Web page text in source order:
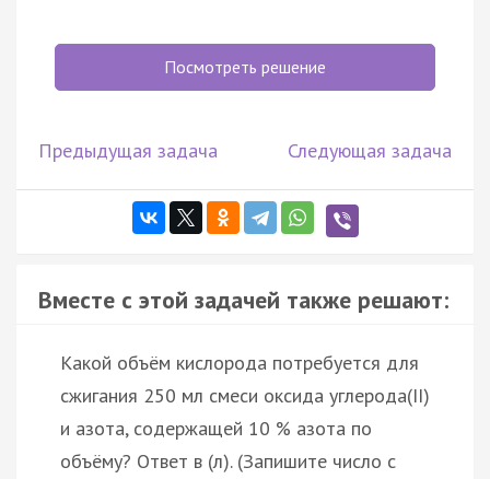
Посмотреть решение
Предыдущая задача Следующая задача
Вместе с этой задачей также решают:
Какой объём кислорода потребуется для
сжигания 250 мл смеси оксида углерода(II)
и азота, содержащей 10 % азота по
объёму? Ответ в (л). (Запишите число с